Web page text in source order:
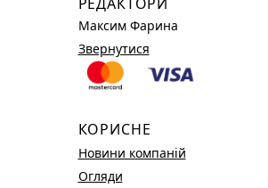
Максим Фарина
Звернутися
КОРИСНЕ
Новини компаній
Огляди